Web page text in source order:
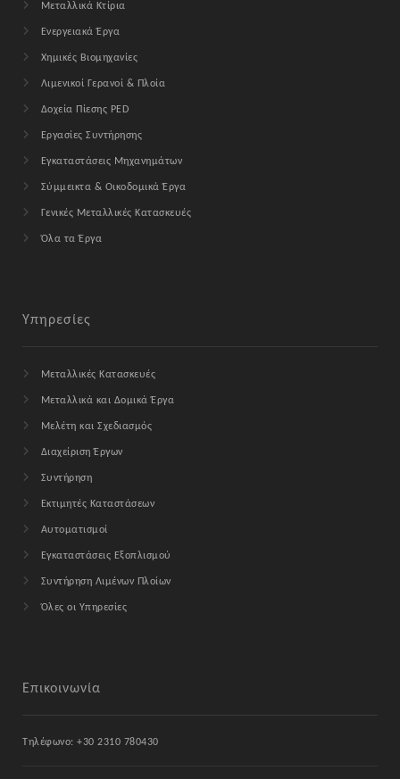
Μεταλλικά Κτίρια
Ενεργειακά Έργα
Χημικές Βιομηχανίες
Λιμενικοί Γερανοί & Πλοία
Δοχεία Πίεσης PED
Εργασίες Συντήρησης
Εγκαταστάσεις Μηχανημάτων
Σύμμεικτα & Οικοδομικά Έργα
Γενικές Μεταλλικές Κατασκευές
Όλα τα Έργα
Υπηρεσίες
Μεταλλικές Κατασκευές
Μεταλλικά και Δομικά Έργα
Μελέτη και Σχεδιασμός
Διαχείριση Έργων
Συντήρηση
Εκτιμητές Καταστάσεων
Αυτοματισμοί
Εγκαταστάσεις Εξοπλισμού
Συντήρηση Λιμένων Πλοίων
Όλες οι Υπηρεσίες
Επικοινωνία
Τηλέφωνο: +30 2310 780430